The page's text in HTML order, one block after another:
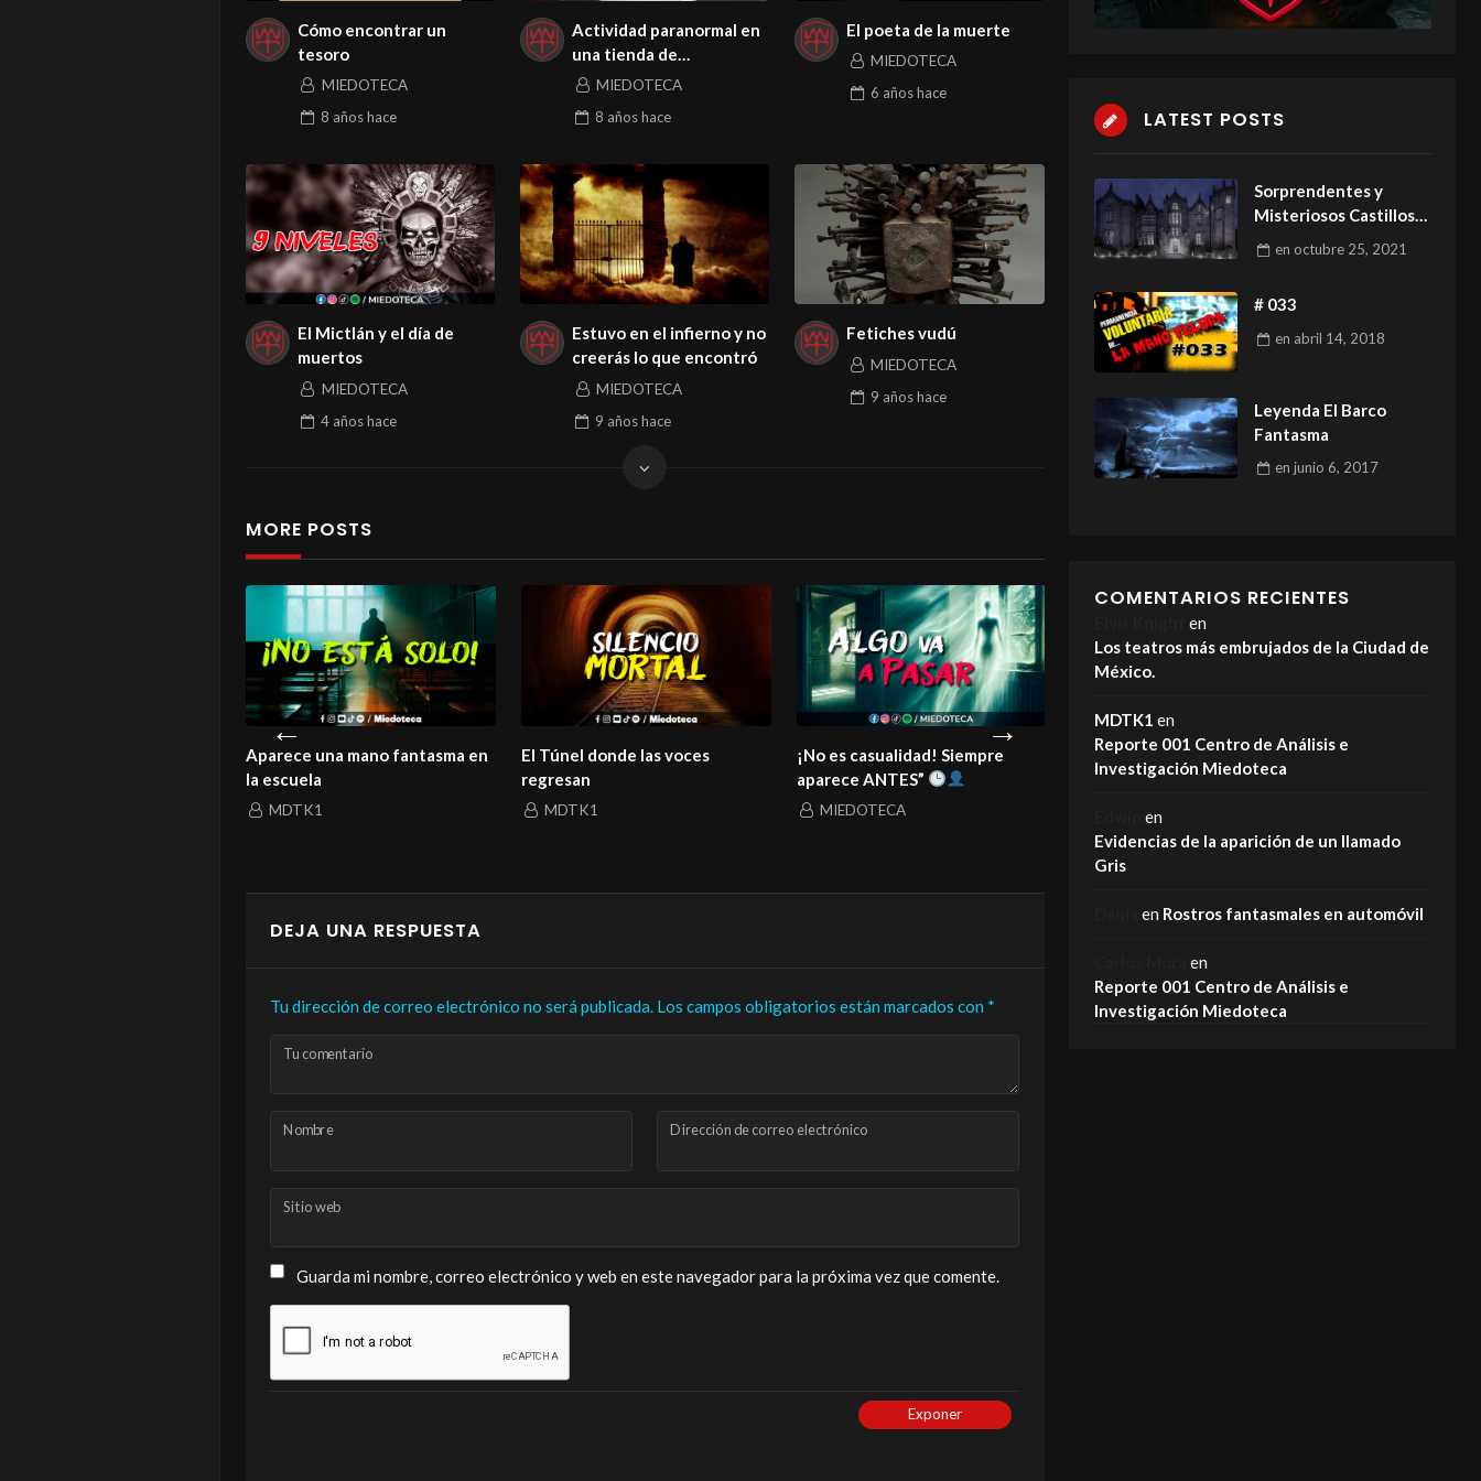
Cómo encontrar un
tesoro
MIEDOTECA
8 añoshace
Actividad paranormal en
una tienda de
conveniencia
MIEDOTECA
8 añoshace
El poeta de la muerte
MIEDOTECA
6 añoshace
El Mictlán y el día de
muertos
MIEDOTECA
4 añoshace
Estuvo en el infierno y no
creerás lo que encontró
MIEDOTECA
9 añoshace
Fetiches vudú
MIEDOTECA
9 añoshace
MORE POSTS
Aparece una mano fantasma en
la escuela
MDTK1
El Túnel donde las voces
regresan
MDTK1
¡No es casualidad! Siempre
aparece ANTES”
MIEDOTECA
¡Este es el motivo por el que los
fantasmas NO se van!
La Carreta
DEJA UNA RESPUESTA
Tu dirección de correo electrónico no será publicada. Los campos obligatorios están marcados con *
Tu comentario
Nombre Dirección de correo electrónico
Sitio web
Guarda mi nombre, correo electrónico y web en este navegador para la próxima vez que comente.
Exponer
LATEST POSTS
Sorprendentes y
Misteriosos Castillos
Europeos.
en octubre 25, 2021
# 033
en abril 14, 2018
Leyenda El Barco
Fantasma
enjunio 6, 2017
COMENTARIOS RECIENTES
en
Los teatros más embrujados de la Ciudad de
México.
MDTK1 en
Reporte 001 Centro de Análisis e
Investigación Miedoteca
en
Evidencias de la aparición de un llamado
Gris
en Rostros fantasmales en automóvil
en
Reporte 001 Centro de Análisis e
Investigación Miedoteca